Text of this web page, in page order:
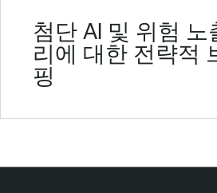
첨단 AI 및 위험 노
리에 대한 전략적
핑